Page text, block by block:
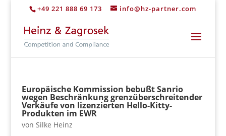
+49 221 888 69 173 info@hz-partner.com
Europäische Kommission bebußt Sanrio
wegen Beschränkung grenzüberschreitender
Verkäufe von lizenzierten Hello-Kitty-
Produkten im EWR
von Silke Heinz